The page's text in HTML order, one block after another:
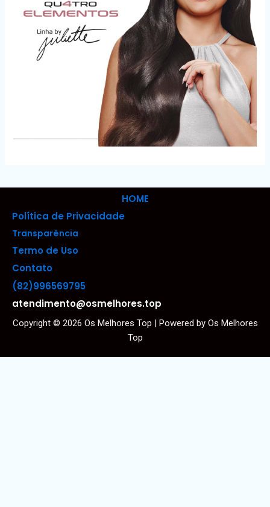
HOME
Política de Privacidade
Transparência
Termo de Uso
Contato
(82)996569795
atendimento@osmelhores.top
Copyright © 2026 Os Melhores Top | Powered by Os Melhores
Top